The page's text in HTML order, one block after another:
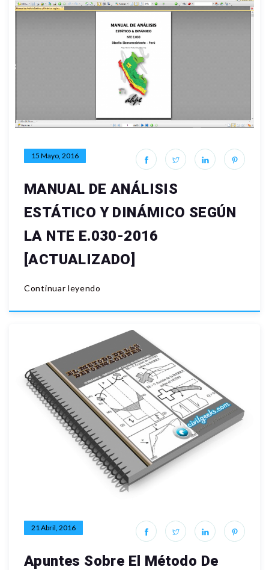
15 Mayo, 2016
MANUAL DE ANÁLISIS
ESTÁTICO Y DINÁMICO SEGÚN
LA NTE E.030-2016
[ACTUALIZADO]
Continuar leyendo
21 Abril, 2016
Apuntes Sobre El Método De